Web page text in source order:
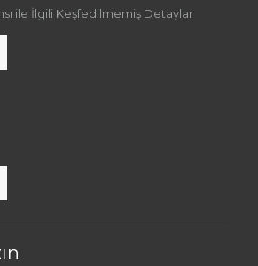
ile İlgili Keşfedilmemiş Detaylar